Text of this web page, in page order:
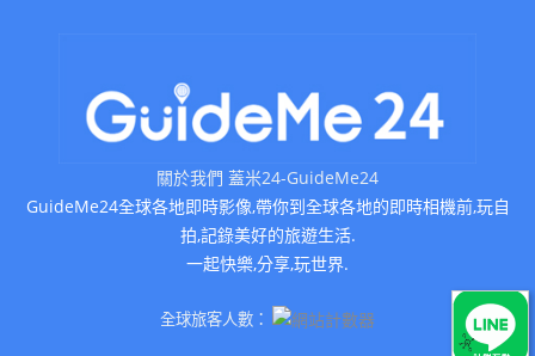
關於我們 蓋米24-GuideMe24
GuideMe24全球各地即時影像,帶你到全球各地的即時相機前,玩自
拍,記錄美好的旅遊生活.
一起快樂,分享,玩世界.
全球旅客人數：